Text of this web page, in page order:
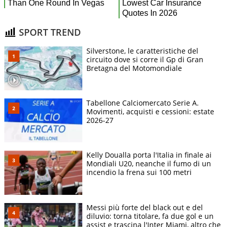
SPORT TREND
Silverstone, le caratteristiche del
circuito dove si corre il Gp di Gran
Bretagna del Motomondiale
Tabellone Calciomercato Serie A.
Movimenti, acquisti e cessioni: estate
2026-27
Kelly Doualla porta l'Italia in finale ai
Mondiali U20, neanche il fumo di un
incendio la frena sui 100 metri
Messi più forte del black out e del
diluvio: torna titolare, fa due gol e un
assist e trascina l'Inter Miami, altro che